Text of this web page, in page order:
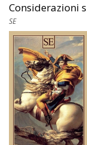
Considerazioni
SE